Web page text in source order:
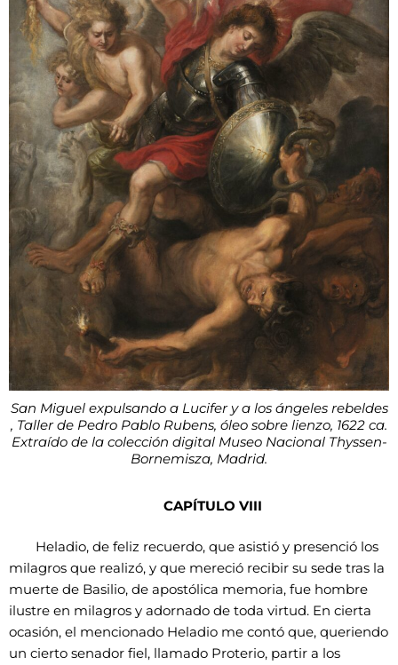
San Miguel expulsando a Lucifer y a los ángeles rebeldes
, Taller de Pedro Pablo Rubens, óleo sobre lienzo, 1622 ca.
Extraído de la colección digital Museo Nacional Thyssen-
Bornemisza, Madrid.
CAPÍTULO VIII
Heladio, de feliz recuerdo, que asistió y presenció los
milagros que realizó, y que mereció recibir su sede tras la
muerte de Basilio, de apostólica memoria, fue hombre
ilustre en milagros y adornado de toda virtud. En cierta
ocasión, el mencionado Heladio me contó que, queriendo
un cierto senador fiel, llamado Proterio, partir a los